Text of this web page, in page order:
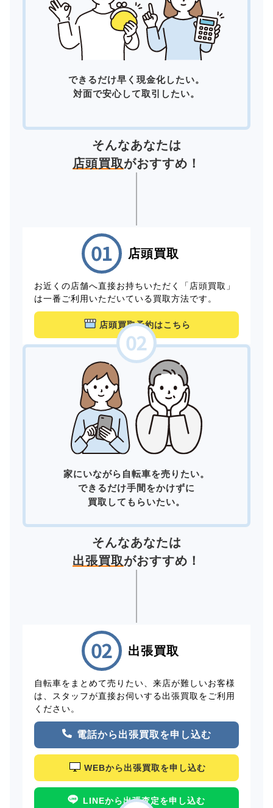
できるだけ早く現金化したい。
対面で安心して取引したい。
そんなあなたは
店頭買取がおすすめ！
店頭買取
お近くの店舗へ直接お持ちいただく「店頭買取」
は一番ご利用いただいている買取方法です。
店頭買取予約はこちら
家にいながら自転車を売りたい。
できるだけ手間をかけずに
買取してもらいたい。
そんなあなたは
出張買取がおすすめ！
出張買取
自転車をまとめて売りたい、来店が難しいお客様
は、スタッフが直接お伺いする出張買取をご利用
ください。
電話から出張買取を申し込む
WEBから出張買取を申し込む
LINEから出張査定を申し込む